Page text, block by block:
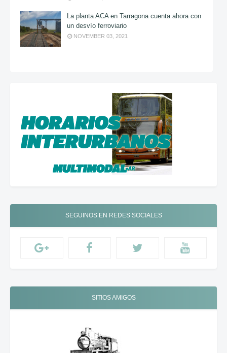
La planta ACA en Tarragona cuenta ahora con
un desvío ferroviario
NOVEMBER 03, 2021
SEGUINOS EN REDES SOCIALES
SITIOS AMIGOS